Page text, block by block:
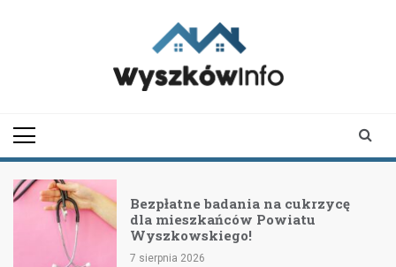
Bezpłatne badania na cukrzycę
dla mieszkańców Powiatu
Wyszkowskiego!
7 sierpnia 2026